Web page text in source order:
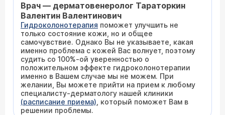
Врач — дерматовенеролог Тараторкин
Валентин Валентинович
Гидроколонотерапия поможет улучшить не
только состояние кожи, но и общее
самочувствие. Однако Вы не указываете, какая
именно проблема с кожей Вас волнует, поэтому
судить со 100%-ой уверенностью о
положительном эффекте гидроколонотерапии
именно в Вашем случае мы не можем. При
желании, Вы можете прийти на прием к любому
специалисту-дерматологу нашей клиники
(расписание приема) , который поможет Вам в
решении проблемы.